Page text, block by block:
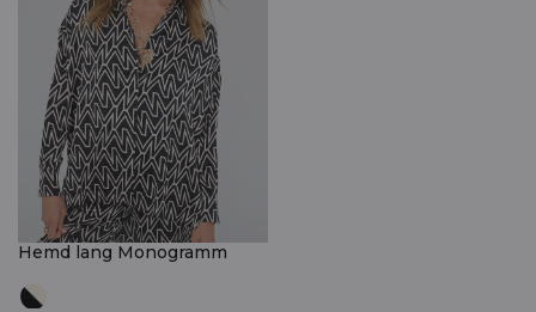
Hemd lang Monogramm